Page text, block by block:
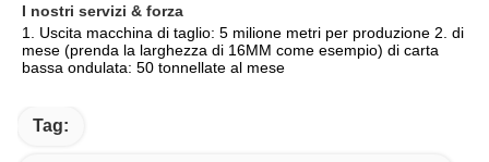
I nostri servizi & forza
1. Uscita macchina di taglio: 5 milione metri per produzione 2. di
mese (prenda la larghezza di 16MM come esempio) di carta
bassa ondulata: 50 tonnellate al mese
Tag: